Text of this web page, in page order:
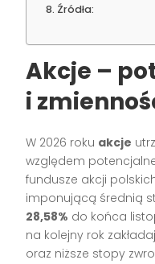
Źródła:
Akcje –
i
W 2026 roku akcje
względem
fundusze akcji
imponującą średnią
28,58% do końca
na kolejny rok
oraz niższe stopy